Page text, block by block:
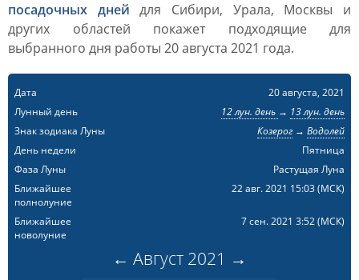
посадочных дней для Сибири, Урала, Москвы и
других областей покажет подходящие для
выбранного дня работы 20 августа 2021 года.
Дата
20 августа, 2021
Лунный день
12 лун. день → 13 лун. день
Знак зодиака Луны
Козерог→ Водолей
День недели
Пятница
Фаза Луны
Растущая Луна
Ближайшее
полнолуние
22 авг. 2021 15:03(МСК)
Ближайшее
новолуние
7 сен. 2021 3:52(МСК)
← Август 2021 →